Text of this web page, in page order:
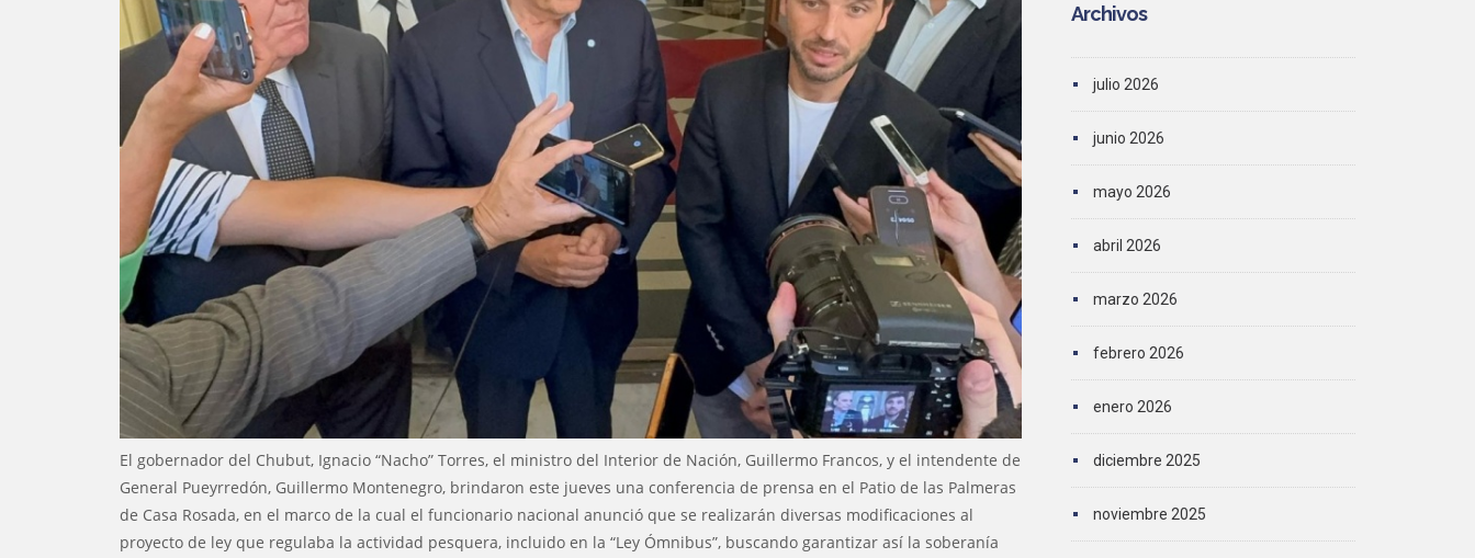
El gobernador del Chubut, Ignacio “Nacho” Torres, el ministro del Interior de Nación, Guillermo Francos, y el intendente de
General Pueyrredón, Guillermo Montenegro, brindaron este jueves una conferencia de prensa en el Patio de las Palmeras
de Casa Rosada, en el marco de la cual el funcionario nacional anunció que se realizarán diversas modificaciones al
proyecto de ley que regulaba la actividad pesquera, incluido en la “Ley Ómnibus”, buscando garantizar así la soberanía
Archivos
julio 2026
junio 2026
mayo 2026
abril 2026
marzo 2026
febrero 2026
enero 2026
diciembre 2025
noviembre 2025